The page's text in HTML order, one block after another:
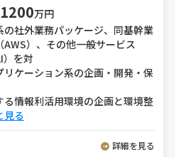
1200万円
の社外業務パッケージ、同基幹業
AWS）、その他一般サービス
）を対
リケーション系の企画・開発・保
る情報利活⽤環境の企画と環境整
見る
詳細を見る